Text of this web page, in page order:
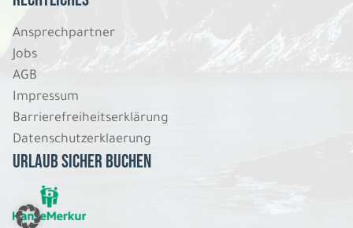
Fr. 08.01. - Di. 12.01.2027
Zu Besuch bei Santa Claus
Belegung: 2
REISE VERBINDLICH ANFRAGEN
Ansprechpartner
Jobs
AGB
Impressum
Barrierefreiheitserklärung
Datenschutzerklaerung
Urlaub sicher buchen